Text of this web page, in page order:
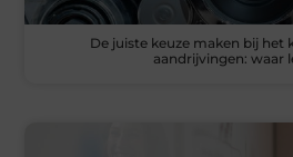
De juiste keuze maken bij het
aandrijvingen: waar